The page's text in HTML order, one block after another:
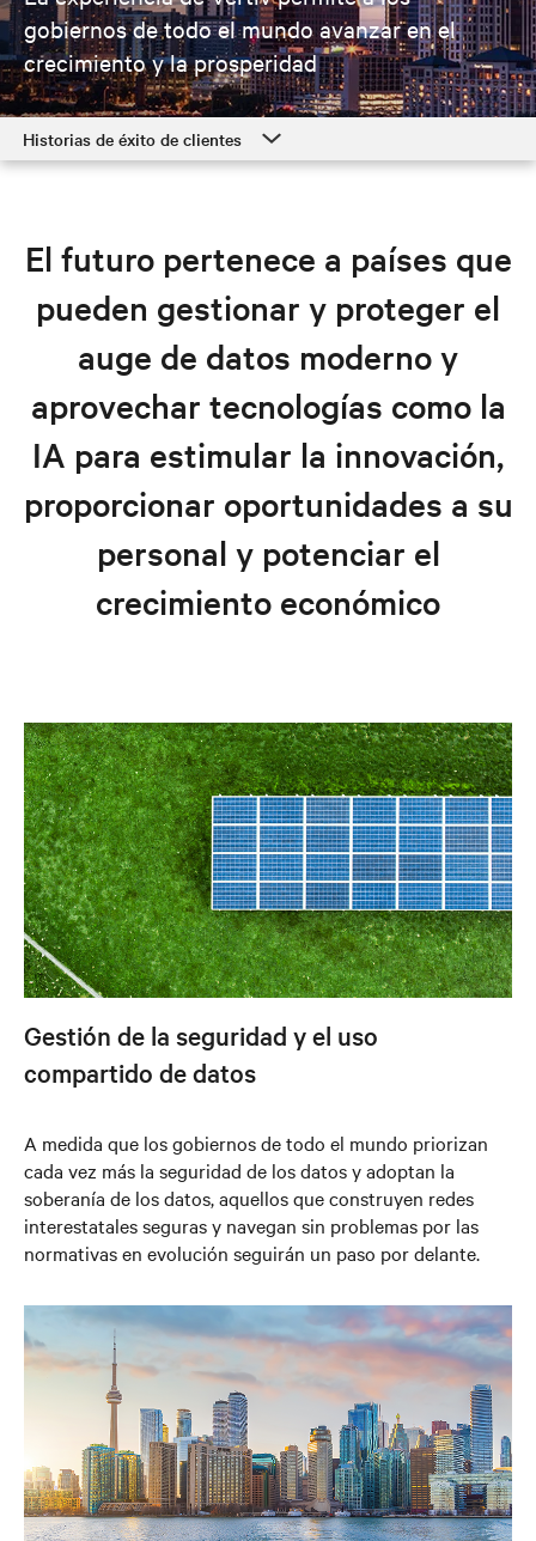
gobiernos de todo el mundo avanzar en el
crecimiento y la prosperidad
Historias de éxito de clientes
Recursos
Explora soluciones gubernamentales
El futuro pertenece a países que
pueden gestionar y proteger el
auge de datos moderno y
aprovechar tecnologías como la
IA para estimular la innovación,
proporcionar oportunidades a su
personal y potenciar el
crecimiento económico
Gestión de la seguridad y el uso
compartido de datos
A medida que los gobiernos de todo el mundo priorizan
cada vez más la seguridad de los datos y adoptan la
soberanía de los datos, aquellos que construyen redes
interestatales seguras y navegan sin problemas por las
normativas en evolución seguirán un paso por delante.